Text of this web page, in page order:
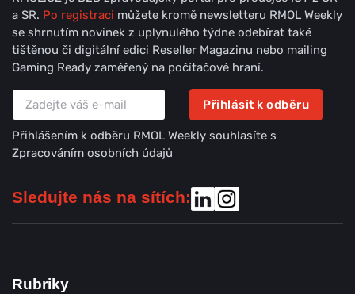
a SR. Po registraci můžete kromě newsletteru RMOL Weekly
se shrnutím novinek z uplynulého týdne odebírat také
tištěnou či digitální edici Reseller Magazinu nebo mailing
Gaming Ready zaměřený na počítačové hraní.
Přihlásit k odběru
Přihlášením k odběru RMOL Weekly souhlasíte s
Zpracováním osobních údajů
Sledujte nás na sítích:
Rubriky